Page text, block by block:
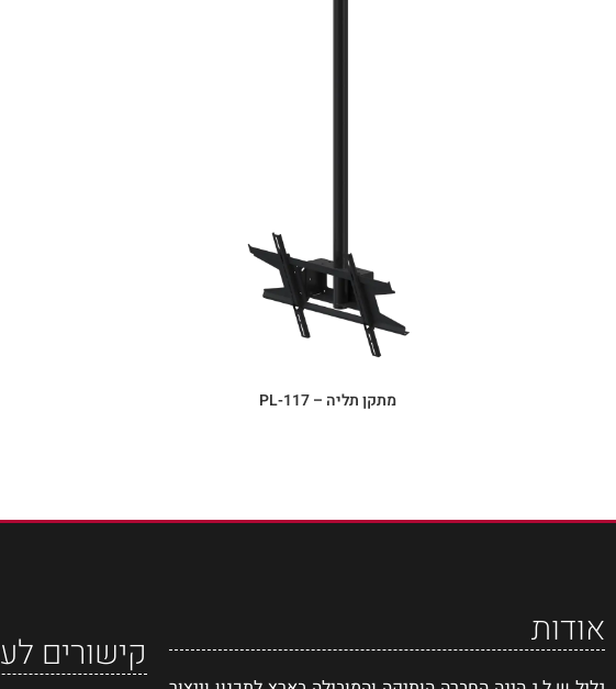
מתקן תליה – PL-117
אודות קישורים